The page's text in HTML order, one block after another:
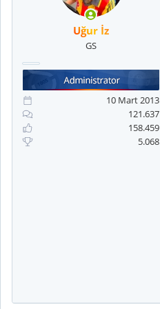
Uğur İz
GS
10 Mart 2013
121.637
158.459
5.068